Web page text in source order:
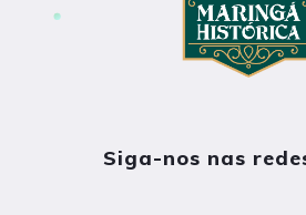
Siga-nos nas